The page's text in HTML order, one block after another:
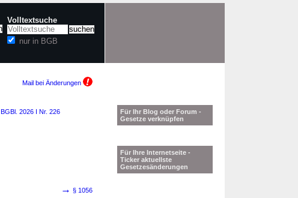
Volltextsuche
nur in BGB
Mail bei Änderungen
BGBl. 2026 I Nr. 226
→ § 1056
Für Ihr Blog oder Forum -
Gesetze verknüpfen
Für Ihre Internetseite -
Ticker aktuellste
Gesetzesänderungen